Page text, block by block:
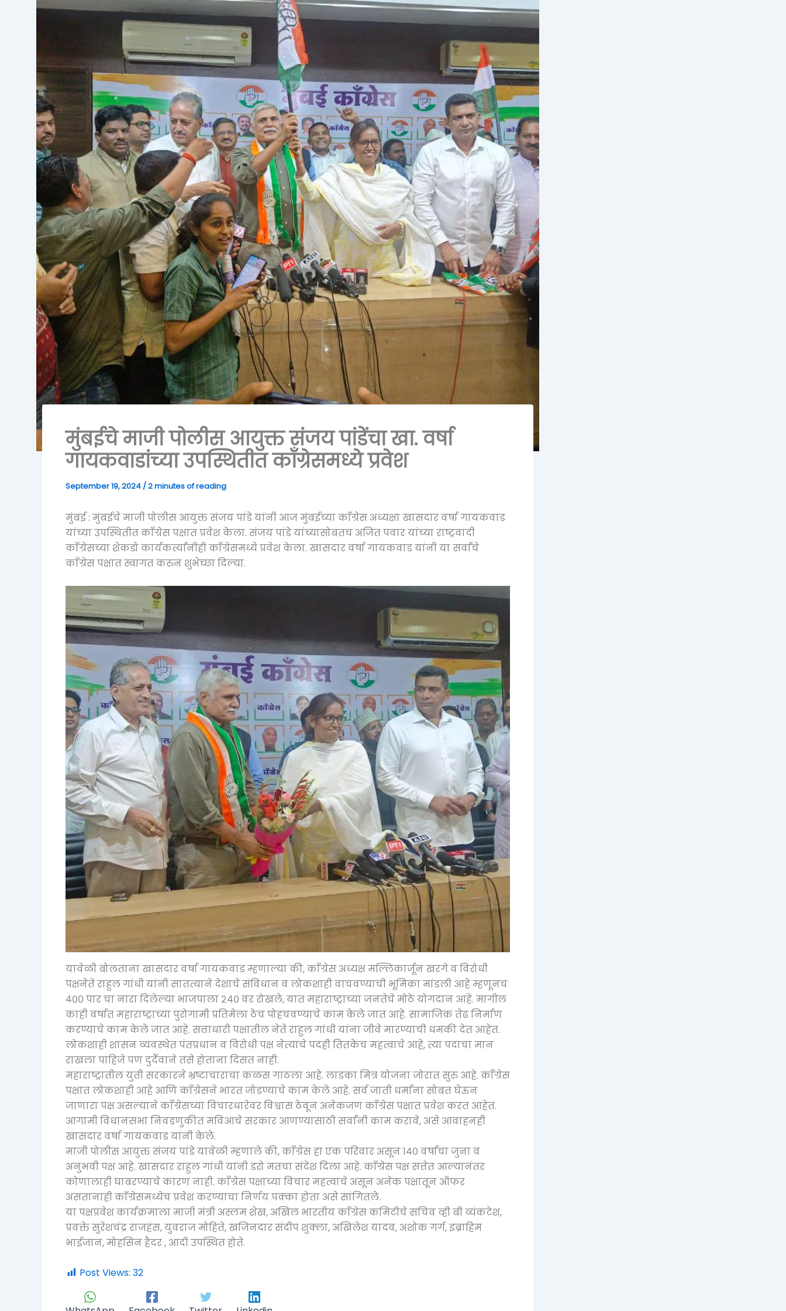
मुंबईचे माजी पोलीस आयुक्त संजय पांडेंचा खा. वर्षा
गायकवाडांच्या उपस्थितीत काँग्रेसमध्ये प्रवेश
September 19, 2024 /2 minutes of reading
मुंबई : मुंबईचे माजी पोलीस आयुक्त संजय पांडे यांनी आज मुंबईच्या काँग्रेस अध्यक्षा खासदार वर्षा गायकवाड
यांच्या उपस्थितीत काँग्रेस पक्षात प्रवेश केला. संजय पांडे यांच्यासोबतच अजित पवार यांच्या राष्ट्रवादी
काँग्रेसच्या शेकडो कार्यकर्त्यांनीही काँग्रेसमध्ये प्रवेश केला. खासदार वर्षा गायकवाड यांनी या सर्वांचे
काँग्रेस पक्षात स्वागत करुन शुभेच्छा दिल्या.
यावेळी बोलताना खासदार वर्षा गायकवाड म्हणाल्या की, काँग्रेस अध्यक्ष मल्लिकार्जून खरगे व विरोधी
पक्षनेते राहुल गांधी यांनी सातत्याने देशाचे संविधान व लोकशाही वाचवण्याची भूमिका मांडली आहे म्हणूनच
४०० पार चा नारा दिलेल्या भाजपाला २४० वर रोखले, यात महाराष्ट्राच्या जनतेचे मोठे योगदान आहे. मागील
काही वर्षात महाराष्ट्राच्या पुरोगामी प्रतिमेला ठेच पोहचवण्याचे काम केले जात आहे. सामाजिक तेढ निर्माण
करण्याचे काम केले जात आहे. सत्ताधारी पक्षातील नेते राहुल गांधी यांना जीवे मारण्याची धमकी देत आहेत.
लोकशाही शासन व्यवस्थेत पंतप्रधान व विरोधी पक्ष नेत्याचे पदही तितकेच महत्वाचे आहे, त्या पदाचा मान
राखला पाहिजे पण दुर्दैवाने तसे होताना दिसत नाही.
महाराष्ट्रातील युती सरकारने भ्रष्टाचाराचा कळस गाठला आहे. लाडका मित्र योजना जोरात सुरु आहे. काँग्रेस
पक्षात लोकशाही आहे आणि काँग्रेसने भारत जोडण्याचे काम केले आहे. सर्व जाती धर्मांना सोबत घेऊन
जाणारा पक्ष असल्याने काँग्रेसच्या विचारधारेवर विश्वास ठेवून अनेकजण काँग्रेस पक्षात प्रवेश करत आहेत.
आगामी विधानसभा निवडणुकीत मविआचे सरकार आणण्यासाठी सर्वांनी काम करावे, असे आवाहनही
खासदार वर्षा गायकवाड यांनी केले.
माजी पोलीस आयुक्त संजय पांडे यावेळी म्हणाले की, काँग्रेस हा एक परिवार असून १४० वर्षांचा जुना व
अनुभवी पक्ष आहे. खासदार राहुल गांधी यांनी डरो मतचा संदेश दिला आहे. काँग्रेस पक्ष सत्तेत आल्यानंतर
कोणालाही घाबरण्याचे कारण नाही. काँग्रेस पक्षाच्या विचार महत्वाचे असून अनेक पक्षातून ऑफर
असतानाही काँग्रेसमध्येच प्रवेश करण्याचा निर्णय पक्का होता असे सांगितले.
या पक्षप्रवेश कार्यक्रमाला माजी मंत्री अस्लम शेख, अखिल भारतीय काँग्रेस कमिटीचे सचिव व्ही बी व्यंकटेश,
प्रवक्ते सुरेशचंद्र राजहंस, युवराज मोहिते, खजिनदार संदीप शुक्ला, अखिलेश यादव, अशोक गर्ग, इब्राहिम
भाईजान, मोहसिन हैदर , आदी उपस्थित होते.
Post Views: 32